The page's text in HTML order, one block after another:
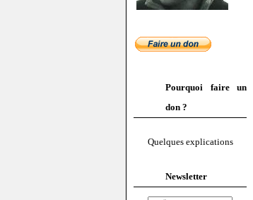
Pourquoi faire un
don ?
Quelques explications
Newsletter